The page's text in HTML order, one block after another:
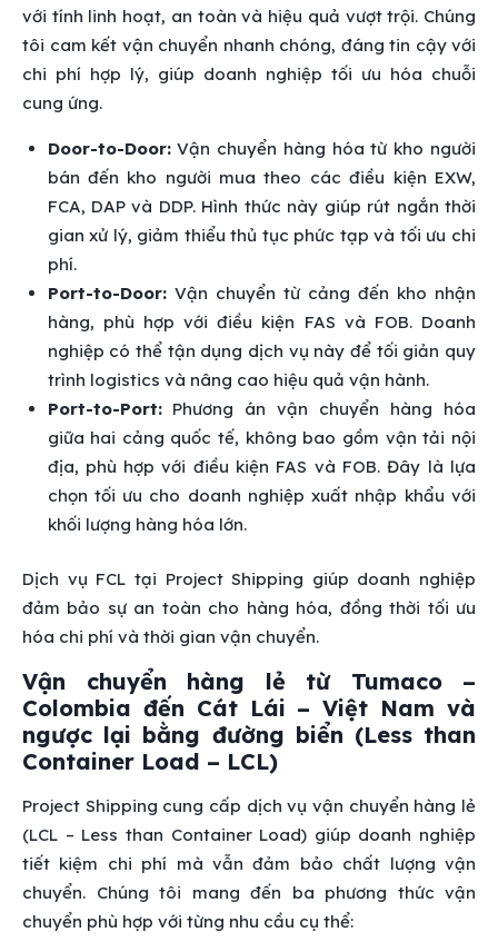
với tính linh hoạt, an toàn và hiệu quả vượt trội. Chúng
tôi cam kết vận chuyển nhanh chóng, đáng tin cậy với
chi phí hợp lý, giúp doanh nghiệp tối ưu hóa chuỗi
cung ứng.
Door-to-Door:Vận chuyển hàng hóa từ kho người
bán đến kho người mua theo các điều kiện EXW,
FCA, DAP và DDP. Hình thức này giúp rút ngắn thời
gian xử lý, giảm thiểu thủ tục phức tạp và tối ưu chi
phí.
Port-to-Door:Vận chuyển từ cảng đến kho nhận
hàng, phù hợp với điều kiện FAS và FOB. Doanh
nghiệp có thể tận dụng dịch vụ này để tối giản quy
trình logistics và nâng cao hiệu quả vận hành.
Port-to-Port:Phương án vận chuyển hàng hóa
giữa hai cảng quốc tế, không bao gồm vận tải nội
địa, phù hợp với điều kiện FAS và FOB. Đây là lựa
chọn tối ưu cho doanh nghiệp xuất nhập khẩu với
khối lượng hàng hóa lớn.
Dịch vụ FCL tại Project Shipping giúp doanh nghiệp
đảm bảo sự an toàn cho hàng hóa, đồng thời tối ưu
hóa chi phí và thời gian vận chuyển.
Vận chuyển hàng lẻ từ Tumaco –
Colombia đến Cát Lái – Việt Nam và
ngược lại bằng đường biển (Less than
Container Load – LCL)
Project Shipping cung cấp dịch vụ vận chuyển hàng lẻ
(LCL – Less than Container Load) giúp doanh nghiệp
tiết kiệm chi phí mà vẫn đảm bảo chất lượng vận
chuyển. Chúng tôi mang đến ba phương thức vận
chuyển phù hợp với từng nhu cầu cụ thể: